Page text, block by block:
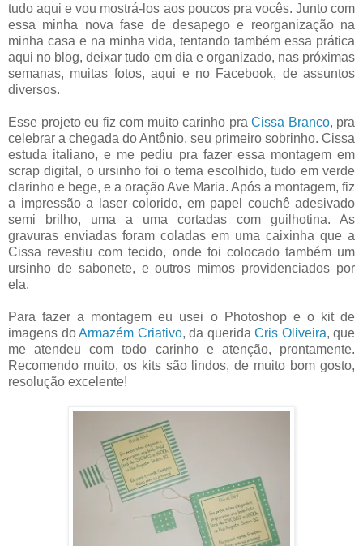
tudo aqui e vou mostrá-los aos poucos pra vocês. Junto com
essa minha nova fase de desapego e reorganização na
minha casa e na minha vida, tentando também essa prática
aqui no blog, deixar tudo em dia e organizado, nas próximas
semanas, muitas fotos, aqui e no Facebook, de assuntos
diversos.
Esse projeto eu fiz com muito carinho pra Cissa Branco, pra
celebrar a chegada do Antônio, seu primeiro sobrinho. Cissa
estuda italiano, e me pediu pra fazer essa montagem em
scrap digital, o ursinho foi o tema escolhido, tudo em verde
clarinho e bege, e a oração Ave Maria. Após a montagem, fiz
a impressão a laser colorido, em papel couchê adesivado
semi brilho, uma a uma cortadas com guilhotina. As
gravuras enviadas foram coladas em uma caixinha que a
Cissa revestiu com tecido, onde foi colocado também um
ursinho de sabonete, e outros mimos providenciados por
ela.
Para fazer a montagem eu usei o Photoshop e o kit de
imagens doArmazém Criativo, da querida Cris Oliveira, que
me atendeu com todo carinho e atenção, prontamente.
Recomendo muito, os kits são lindos, de muito bom gosto,
resolução excelente!